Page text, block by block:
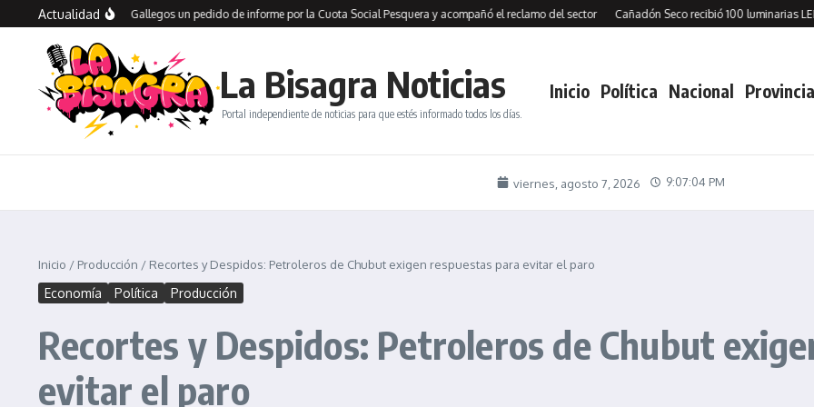
Saltar al contenido
Actualidad
presentó en Río Gallegos un pedido de informe por la Cuota Social Pesquera y acompañó el reclamo del sector Cañadón Seco recibió 100 luminarias LED y
La Bisagra Noticias
Portal independiente de noticias para que estés informado todos los días.
Inicio Política Nacional
viernes, agosto 7, 2026 9:07:06 PM
Inicio / Producción / Recortes y Despidos: Petroleros de Chubut exigen respuestas para evitar el paro
Economía Política Producción
Recortes y Despidos: Petroleros de Chubut
evitar el paro